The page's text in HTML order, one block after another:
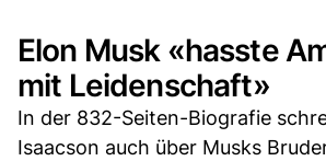
Elon Musk «hasste
mit Leidenschaft»
In der 832-Seiten-Biografie
Isaacson auch über Musks